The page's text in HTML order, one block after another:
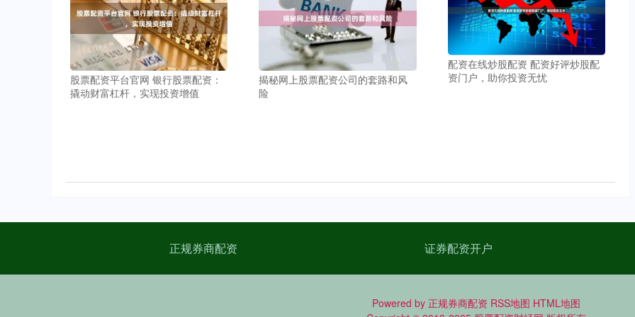
股票配资平台官网 银行股票配资：
撬动财富杠杆，实现投资增值
揭秘网上股票配资公司的套路和风
险
配资在线炒股配资 配资好评炒股配
资门户，助你投资无忧
正规券商配资 证券配资开户
Powered by 正规券商配资 RSS地图 HTML地图